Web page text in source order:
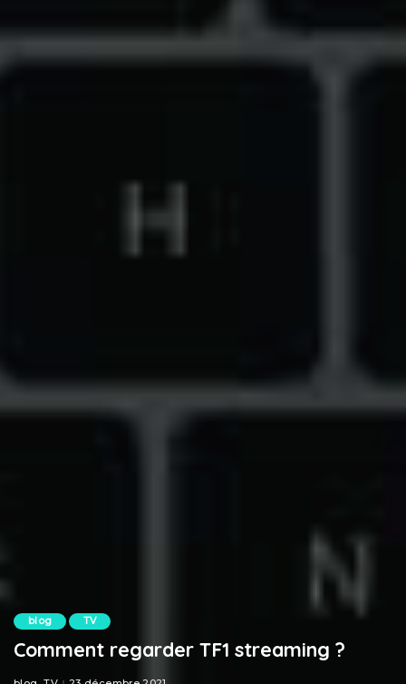
blog TV
Comment regarder TF1 streaming ?